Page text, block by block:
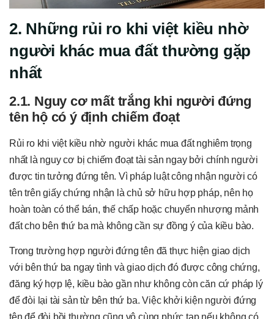
2. Những rủi ro khi việt kiều nhờ
người khác mua đất thường gặp
nhất
2.1. Nguy cơ mất trắng khi người đứng
tên hộ có ý định chiếm đoạt
Rủi ro khi việt kiều nhờ người khác mua đất nghiêm trọng
nhất là nguy cơ bị chiếm đoạt tài sản ngay bởi chính người
được tin tưởng đứng tên. Vì pháp luật công nhận người có
tên trên giấy chứng nhận là chủ sở hữu hợp pháp, nên họ
hoàn toàn có thể bán, thế chấp hoặc chuyển nhượng mảnh
đất cho bên thứ ba mà không cần sự đồng ý của kiều bào.
Trong trường hợp người đứng tên đã thực hiện giao dịch
với bên thứ ba ngay tình và giao dịch đó được công chứng,
đăng ký hợp lệ, kiều bào gần như không còn căn cứ pháp lý
để đòi lại tài sản từ bên thứ ba. Việc khởi kiện người đứng